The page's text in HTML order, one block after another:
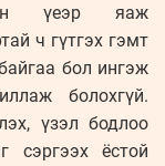
үеэр яаж
ч гүтгэх гэмт
бол ингэж
болохгүй.
үзэл бодлоо
сэргээх ёстой